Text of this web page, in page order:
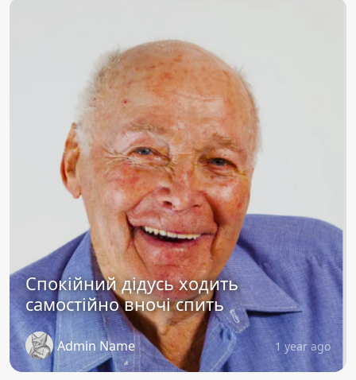
Спокійний дідусь ходить
самостійно вночі спить
Admin Name 1 year ago